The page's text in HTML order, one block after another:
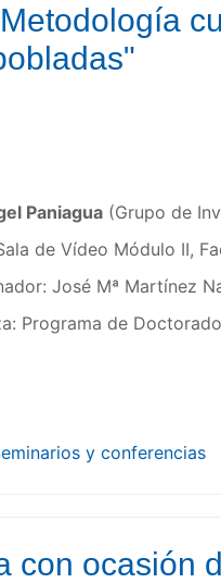
Paniagua (Grupo de
de Vídeo Módulo II,
José Mª Martínez
Programa de
y conferencias
con ocasión